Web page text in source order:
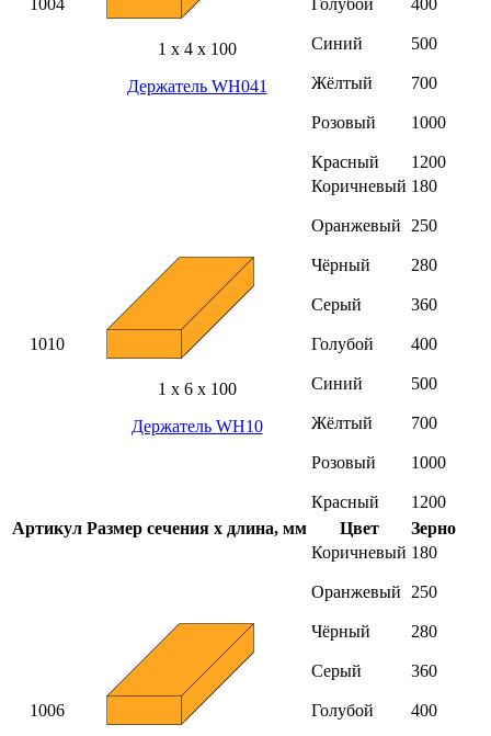
1 х 4 х 100
Держатель WH041
Синий
Жёлтый
Розовый
Красный
500
700
1000
1200
1010
1 х 6 х 100
Держатель WH10
Коричневый
Оранжевый
Чёрный
Серый
Голубой
Синий
Жёлтый
Розовый
Красный
180
250
280
360
400
500
700
1000
1200
Артикул Размер сечения х длина, мм Цвет Зерно
1006
Коричневый
Оранжевый
Чёрный
Серый
Голубой
180
250
280
360
400